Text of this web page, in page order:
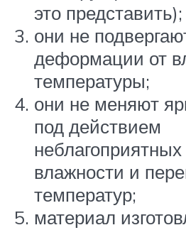
это представить);
они не
деформации от
температуры;
они не меняют
под действием
влажности и
температур;
материал